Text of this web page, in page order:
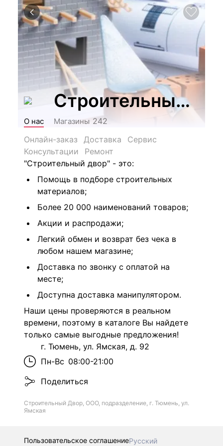
Строительный
О нас Магазины 242
Онлайн-заказ
Доставка
Сервис
Консультации
Ремонт
"Строительный двор" - это:
Помощь в подборе строительных
материалов;
Более 20 000 наименований товаров;
Акции и распродажи;
Легкий обмен и возврат без чека в
любом нашем магазине;
Доставка по звонку с оплатой на
месте;
Доступна доставка манипулятором.
Наши цены проверяются в реальном
времени, поэтому в каталоге Вы найдете
только самые выгодные предложения!
г. Тюмень, ул. Ямская, д. 92
Пн-Вс 08:00-21:00
Поделиться
Строительный Двор, ООО, подразделение, г. Тюмень, ул.
Ямская
Пользовательское соглашениеРусский